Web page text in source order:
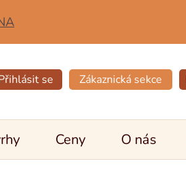
se Zákaznická sekce
Ceny O nás